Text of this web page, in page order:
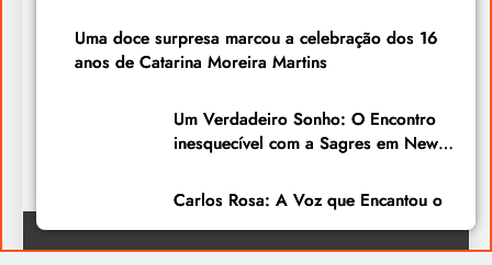
Uma doce surpresa marcou a celebração dos 16
anos de Catarina Moreira Martins
Um Verdadeiro Sonho: O Encontro
inesquecível com a Sagres em New
Carlos Rosa: A Voz que Encantou o
Festival Portugal Internacional de
Montreal
Chegou-me às mãos o livro “A Mística do Instante”,
do Cardeal José Tolentino Mendonça, uma obra que
nos convida a olhar para a vida com mais calma e
de ideias que podem fazer diferença no nosso dia
a dia. De facto, é uma boa sugestão para...